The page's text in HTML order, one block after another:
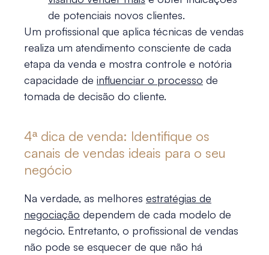
de potenciais novos clientes.
Um profissional que aplica técnicas de vendas
realiza um atendimento consciente de cada
etapa da venda e mostra controle e notória
capacidade de influenciar o processo de
tomada de decisão do cliente.
4ª dica de venda: Identifique os
canais de vendas ideais para o seu
negócio
Na verdade, as melhores estratégias de
negociação dependem de cada modelo de
negócio. Entretanto, o profissional de vendas
não pode se esquecer de que não há